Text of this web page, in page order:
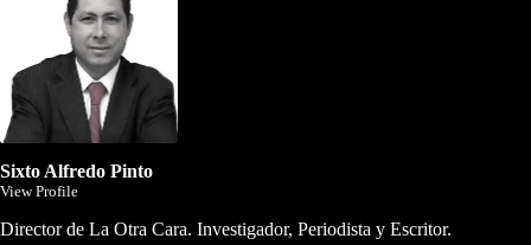
Sixto Alfredo Pinto
View Profile
Director de La Otra Cara. Investigador, Periodista y Escritor.